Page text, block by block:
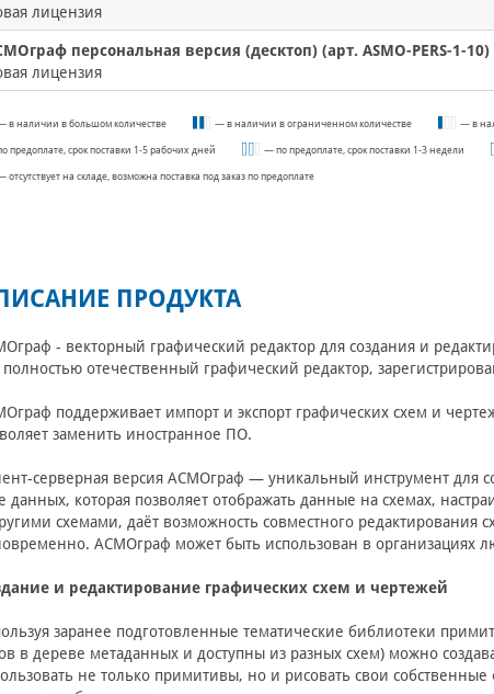
лицензия
персональная версия (десктоп) (арт. ASMO-PERS-1-10)
лицензия
в наличии в большом количестве — в наличии в ограниченном количестве — в
предоплате, срок поставки 1-5 рабочих дней — по предоплате, срок поставки 1-3 недели
отсутствует на складе, возможна поставка под заказ по предоплате
ПРОДУКТА
- векторный графический редактор для создания и
полностью отечественный графический редактор,
поддерживает импорт и экспорт графических схем и
заменить иностранное ПО.
серверная версия АСМОграф — уникальный инструмент для
данных, которая позволяет отображать данные на схемах,
схемами, даёт возможность совместного редактирования
АСМОграф может быть использован в организациях
и редактирование графических схем и чертежей
заранее подготовленные тематические библиотеки
в дереве метаданных и доступны из разных схем) можно
не только примитивы, но и рисовать свои